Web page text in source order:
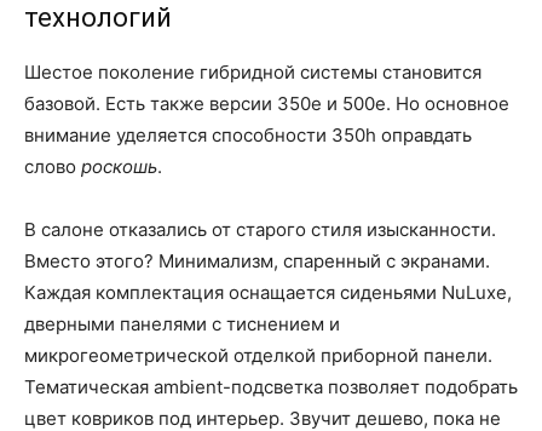
технологий
Шестое поколение гибридной системы становится
базовой. Есть также версии 350e и 500e. Но основное
внимание уделяется способности 350h оправдать
слово роскошь.
В салоне отказались от старого стиля изысканности.
Вместо этого? Минимализм, спаренный с экранами.
Каждая комплектация оснащается сиденьями NuLuxe,
дверными панелями с тиснением и
микрогеометрической отделкой приборной панели.
Тематическая ambient-подсветка позволяет подобрать
цвет ковриков под интерьер. Звучит дешево, пока не